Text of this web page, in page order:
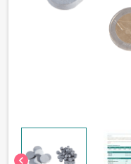
chevron_left